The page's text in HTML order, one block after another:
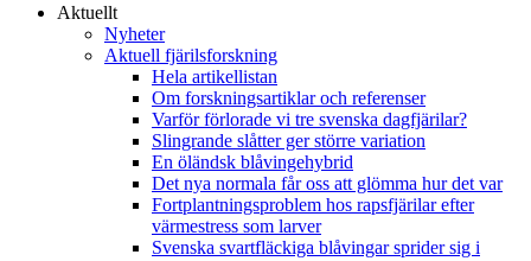
Aktuellt
Nyheter
Aktuell fjärilsforskning
Hela artikellistan
Om forskningsartiklar och referenser
Varför förlorade vi tre svenska dagfjärilar?
Slingrande slåtter ger större variation
En öländsk blåvingehybrid
Det nya normala får oss att glömma hur det var
Fortplantningsproblem hos rapsfjärilar efter
värmestress som larver
Svenska svartfläckiga blåvingar sprider sig i